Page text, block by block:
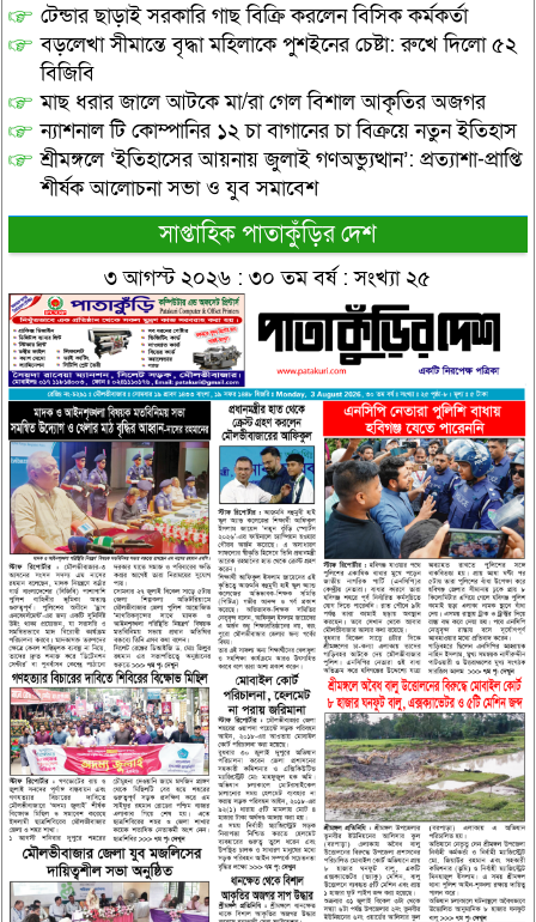
টেন্ডার ছাড়াই সরকারি গাছ বিক্রি করলেন বিসিক কর্মকর্তা
বড়লেখা সীমান্তে বৃদ্ধা মহিলাকে পুশইনের চেষ্টা: রুখে দিলো ৫২
বিজিবি
মাছ ধরার জালে আটকে মা/রা গেল বিশাল আকৃতির অজগর
ন্যাশনাল টি কোম্পানির ১২ চা বাগানের চা বিক্রয়ে নতুন ইতিহাস
শ্রীমঙ্গলে ‘ইতিহাসের আয়নায় জুলাই গণঅভ্যুত্থান’: প্রত্যাশা-প্রাপ্তি
শীর্ষক আলোচনা সভা ও যুব সমাবেশ
সাপ্তাহিক পাতাকুঁড়ির দেশ
৩ আগস্ট ২০২৬ : ৩০ তম বর্ষ : সংখ্যা ২৫